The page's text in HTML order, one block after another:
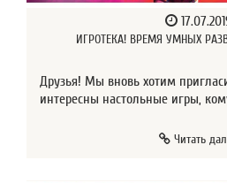
ИГРОТЕКА! ВРЕМЯ УМНЫХ
Друзья! Мы вновь хотим
интересны настольные игры,
Читать